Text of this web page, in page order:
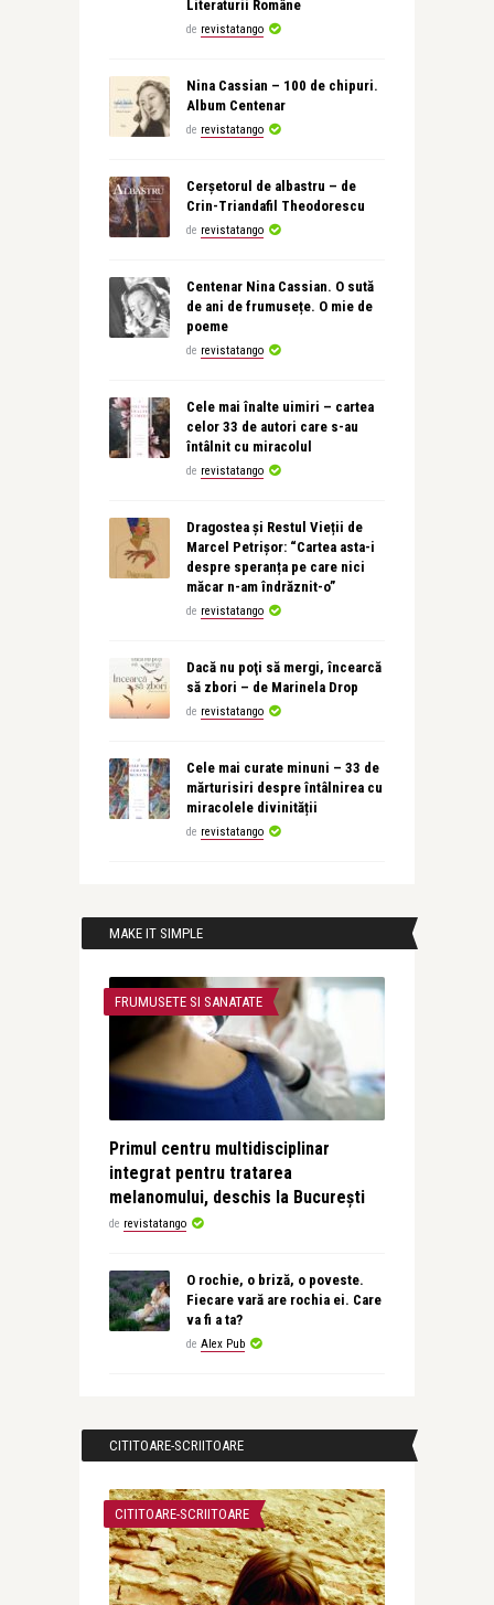
Literaturii Române
de revistatango
Nina Cassian – 100 de chipuri.
Album Centenar
de revistatango
Cerșetorul de albastru – de
Crin-Triandafil Theodorescu
de revistatango
Centenar Nina Cassian. O sută
de ani de frumusețe. O mie de
poeme
de revistatango
Cele mai înalte uimiri – cartea
celor 33 de autori care s-au
întâlnit cu miracolul
de revistatango
Dragostea și Restul Vieții de
Marcel Petrișor: “Cartea asta-i
despre speranța pe care nici
măcar n-am îndrăznit-o”
de revistatango
Dacă nu poţi să mergi, încearcă
să zbori – de Marinela Drop
de revistatango
Cele mai curate minuni – 33 de
mărturisiri despre întâlnirea cu
miracolele divinității
de revistatango
MAKE IT SIMPLE
FRUMUSETE SI SANATATE
Primul centru multidisciplinar
integrat pentru tratarea
melanomului, deschis la București
de revistatango
O rochie, o briză, o poveste.
Fiecare vară are rochia ei. Care
va fi a ta?
de Alex Pub
CITITOARE-SCRIITOARE
CITITOARE-SCRIITOARE